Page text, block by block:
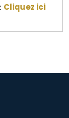
Cliquez ici